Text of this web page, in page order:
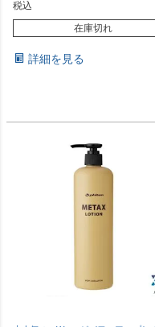
税込
在庫切れ
詳細を見る